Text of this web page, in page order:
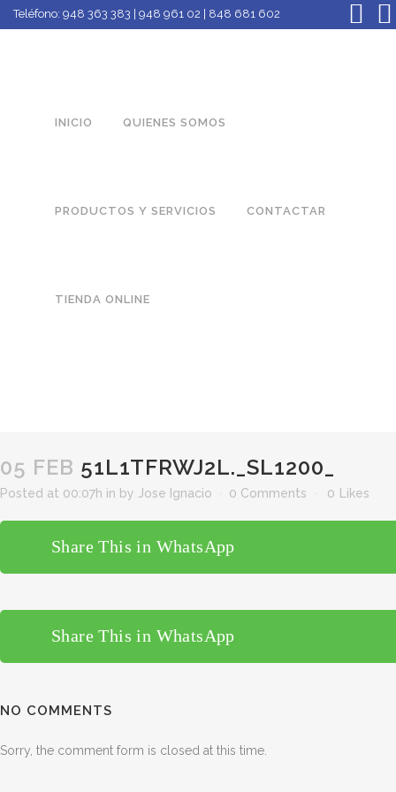
Teléfono: 948 363 383 | 948 961 02 | 848 681 602
INICIO QUIENES SOMOS
PRODUCTOS Y SERVICIOS CONTACTAR
TIENDA ONLINE
05 FEB 51L1TFRWJ2L._SL1200_
Posted at 00:07h in by Jose Ignacio 0 Comments 0 Likes
Share This in WhatsApp
Share This in WhatsApp
NO COMMENTS
Sorry, the comment form is closed at this time.